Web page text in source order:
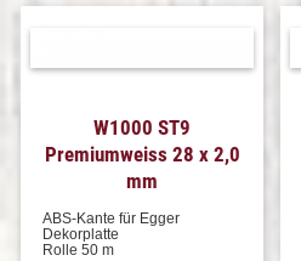
W1000 ST9
Premiumweiss 28 x 2,0
mm
ABS-Kante für Egger
Dekorplatte
Rolle 50 m